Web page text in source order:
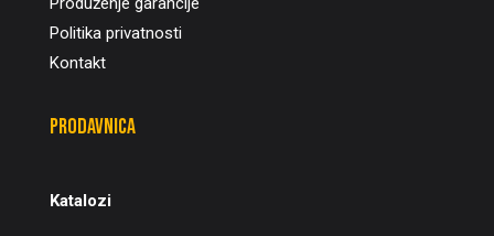
Politika privatnosti
Kontakt
Prodavnica
Katalozi